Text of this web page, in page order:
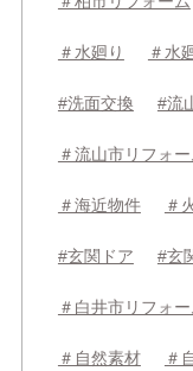
＃水廻り ＃水
#洗面交換 #流
＃流山市リフォ
＃海近物件 ＃
#玄関ドア #玄
＃白井市リフォー
＃自然素材 ＃